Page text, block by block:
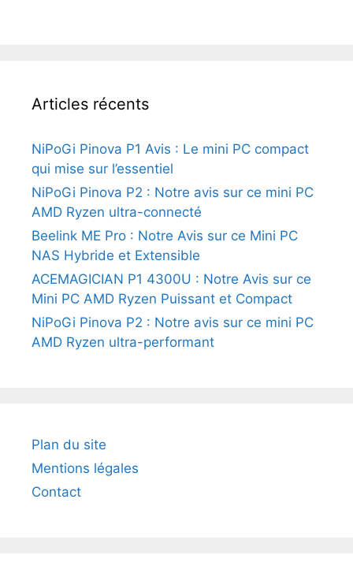
Articles récents
NiPoGi Pinova P1 Avis : Le mini PC compact
qui mise sur l’essentiel
NiPoGi Pinova P2 : Notre avis sur ce mini PC
AMD Ryzen ultra-connecté
Beelink ME Pro : Notre Avis sur ce Mini PC
NAS Hybride et Extensible
ACEMAGICIAN P1 4300U : Notre Avis sur ce
Mini PC AMD Ryzen Puissant et Compact
NiPoGi Pinova P2 : Notre avis sur ce mini PC
AMD Ryzen ultra-performant
Plan du site
Mentions légales
Contact